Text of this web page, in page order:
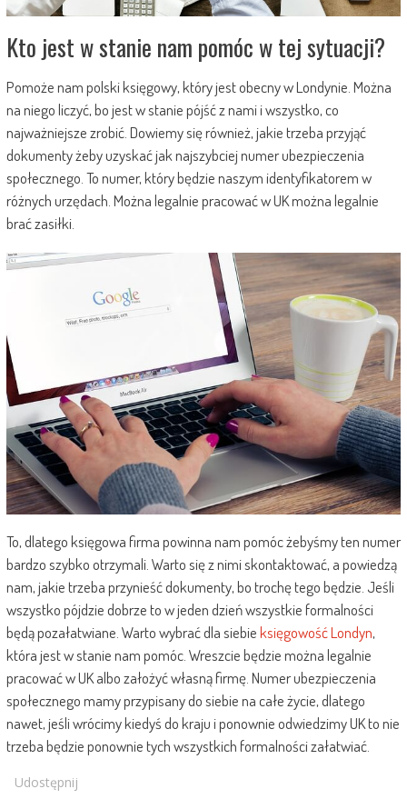
Kto jest w stanie nam pomóc w tej sytuacji?
Pomoże nam polski księgowy, który jest obecny w Londynie. Można
na niego liczyć, bo jest w stanie pójść z nami i wszystko, co
najważniejsze zrobić. Dowiemy się również, jakie trzeba przyjąć
dokumenty żeby uzyskać jak najszybciej numer ubezpieczenia
społecznego. To numer, który będzie naszym identyfikatorem w
różnych urzędach. Można legalnie pracować w UK można legalnie
brać zasiłki.
To, dlatego księgowa firma powinna nam pomóc żebyśmy ten numer
bardzo szybko otrzymali. Warto się z nimi skontaktować, a powiedzą
nam, jakie trzeba przynieść dokumenty, bo trochę tego będzie. Jeśli
wszystko pójdzie dobrze to w jeden dzień wszystkie formalności
będą pozałatwiane. Warto wybrać dla siebieksięgowość Londyn,
która jest w stanie nam pomóc. Wreszcie będzie można legalnie
pracować w UK albo założyć własną firmę. Numer ubezpieczenia
społecznego mamy przypisany do siebie na całe życie, dlatego
nawet, jeśli wrócimy kiedyś do kraju i ponownie odwiedzimy UK to nie
trzeba będzie ponownie tych wszystkich formalności załatwiać.
Udostępnij